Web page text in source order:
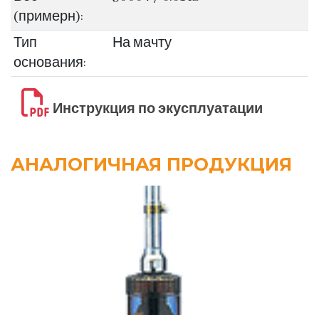
(примерн):
Тип
основания:
На мачту
Инструкция по экусплуатации
АНАЛОГИЧНАЯ ПРОДУКЦИЯ